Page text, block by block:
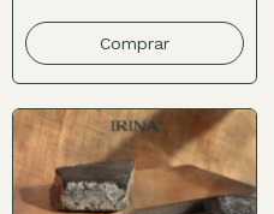
Comprar